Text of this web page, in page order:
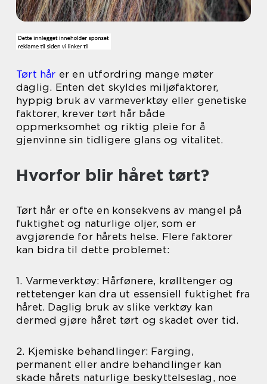
Tørt hår er en utfordring mange møter
daglig. Enten det skyldes miljøfaktorer,
hyppig bruk av varmeverktøy eller genetiske
faktorer, krever tørt hår både
oppmerksomhet og riktig pleie for å
gjenvinne sin tidligere glans og vitalitet.
Hvorfor blir håret tørt?
Tørt hår er ofte en konsekvens av mangel på
fuktighet og naturlige oljer, som er
avgjørende for hårets helse. Flere faktorer
kan bidra til dette problemet:
1. Varmeverktøy: Hårfønere, krølltenger og
rettetenger kan dra ut essensiell fuktighet fra
håret. Daglig bruk av slike verktøy kan
dermed gjøre håret tørt og skadet over tid.
2. Kjemiske behandlinger: Farging,
permanent eller andre behandlinger kan
skade hårets naturlige beskyttelseslag, noe